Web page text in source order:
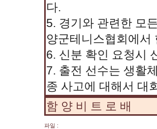
다.
5. 경기와 관련한 모
양군테니스협회에서
6. 신분 확인 요청시
7. 출전 선수는 생활
종 사고에 대해서 대
함 양 비 트 로 배
파일 :